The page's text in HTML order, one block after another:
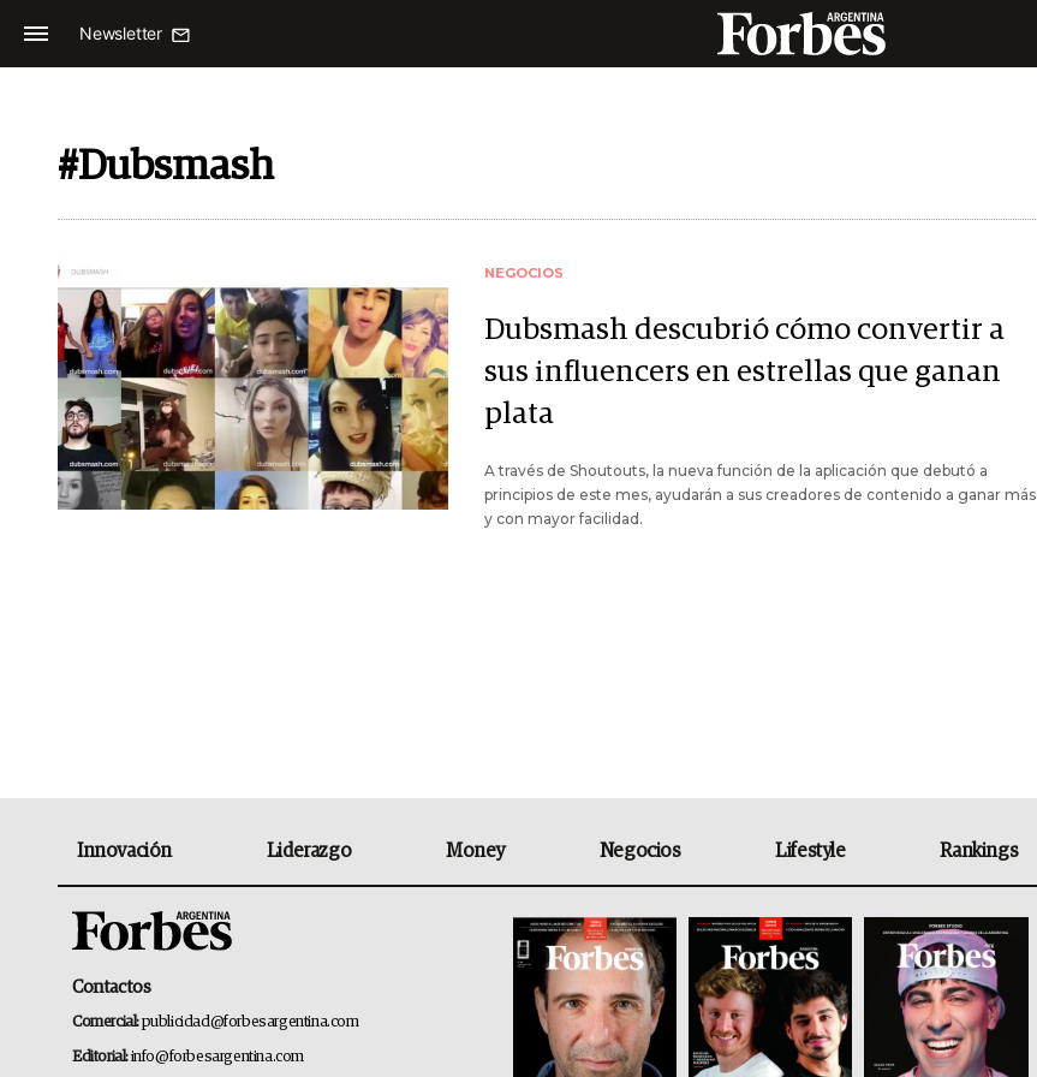
Newsletter
#Dubsmash
NEGOCIOS
Dubsmash descubrió cómo convertir a
sus influencers en estrellas que ganan
plata
A través de Shoutouts, la nueva función de la aplicación que debutó a
principios de este mes, ayudarán a sus creadores de contenido a ganar más
y con mayor facilidad.
Innovación Liderazgo Money Negocios Lifestyle Rankings
Contactos
Comercial:publicidad@forbesargentina.com
Editorial:info@forbesargentina.com